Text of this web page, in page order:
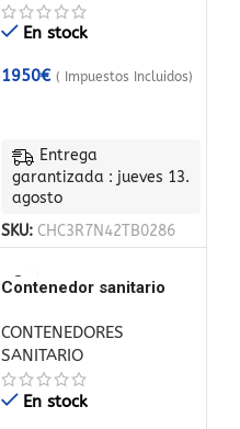
En stock
1950€ ( Impuestos Incluidos)
Entrega
garantizada : jueves 13.
agosto
SKU: CHC3R7N42TB0286
Contenedor sanitario
CONTENEDORES
SANITARIO
En stock